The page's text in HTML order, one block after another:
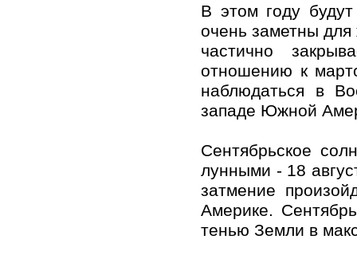
В этом году
очень заметны
частично
отношению к
наблюдаться в
западе Южной
Сентябрьское
лунными - 18
затмение
Америке.
тенью Земли в